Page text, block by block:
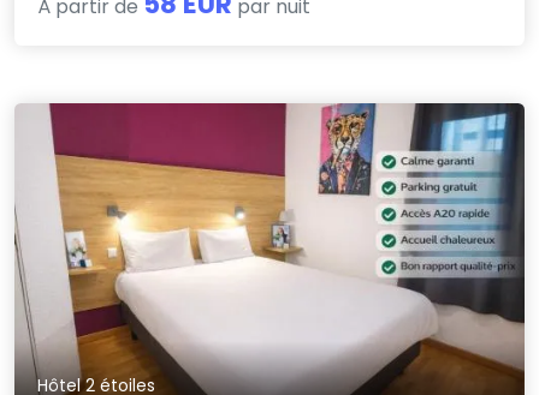
À partir de par nuit
Hôtel 2 étoiles